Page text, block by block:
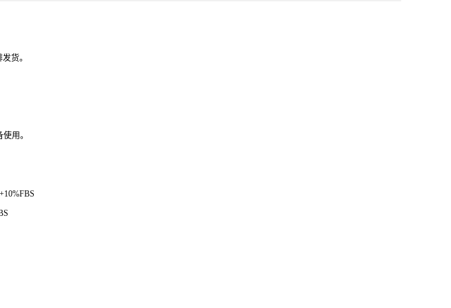
货。
用。